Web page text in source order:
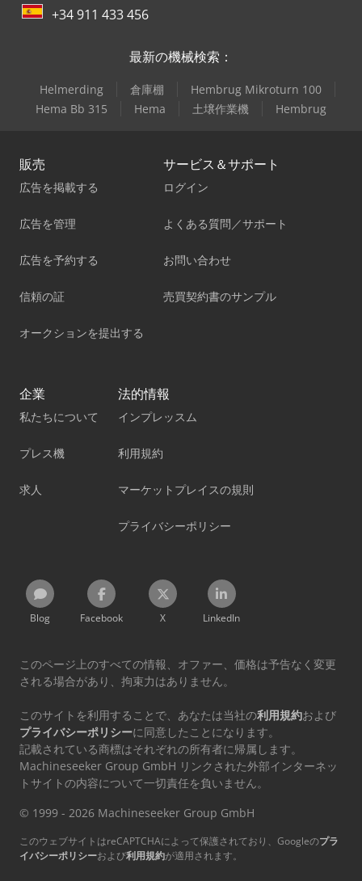
+34 911 433 456
最新の機械検索：
Helmerding 倉庫棚
Hembrug Mikroturn 100
Hema Bb 315
Hema 土壌作業機 Hembrug
販売
広告を掲載する
広告を管理
広告を予約する
信頼の証
オークションを提出する
サービス＆サポート
ログイン
よくある質問／サポート
お問い合わせ
売買契約書のサンプル
企業
私たちについて
プレス機
求人
法的情報
インプレッスム
利用規約
マーケットプレイスの規則
プライバシーポリシー
Blog Facebook X LinkedIn
このページ上のすべての情報、オファー、価格は予告なく変更
される場合があり、拘束力はありません。
このサイトを利用することで、あなたは当社の利用規約および
プライバシーポリシーに同意したことになります。
記載されている商標はそれぞれの所有者に帰属します。
Machineseeker Group GmbH リンクされた外部インターネッ
トサイトの内容について一切責任を負いません。
© 1999 - 2026 Machineseeker Group GmbH
このウェブサイトはreCAPTCHAによって保護されており、Googleのプラ
イバシーポリシーおよび利用規約が適用されます。